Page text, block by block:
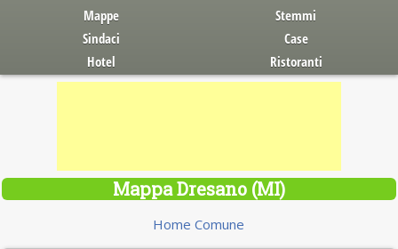
Mappe
Stemmi
Sindaci
Case
Hotel
Ristoranti
Mappa Dresano (MI)
Home Comune